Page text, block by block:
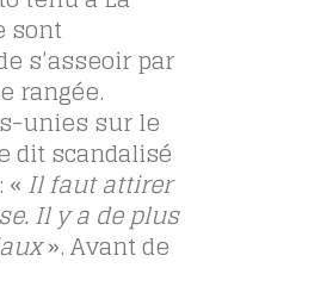
sont
s’asseoir par
rangée.
unies sur le
dit scandalisé
Il faut attirer
Il y a de plus
». Avant de